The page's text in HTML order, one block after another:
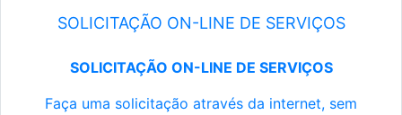
SOLICITAÇÃO ON-LINE DE SERVIÇOS
SOLICITAÇÃO ON-LINE DE SERVIÇOS
Faça uma solicitação através da internet, sem